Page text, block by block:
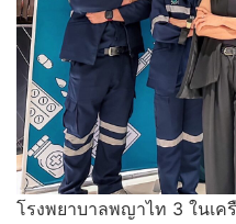
โรงพยาบาลพญาไท 3 ในเค